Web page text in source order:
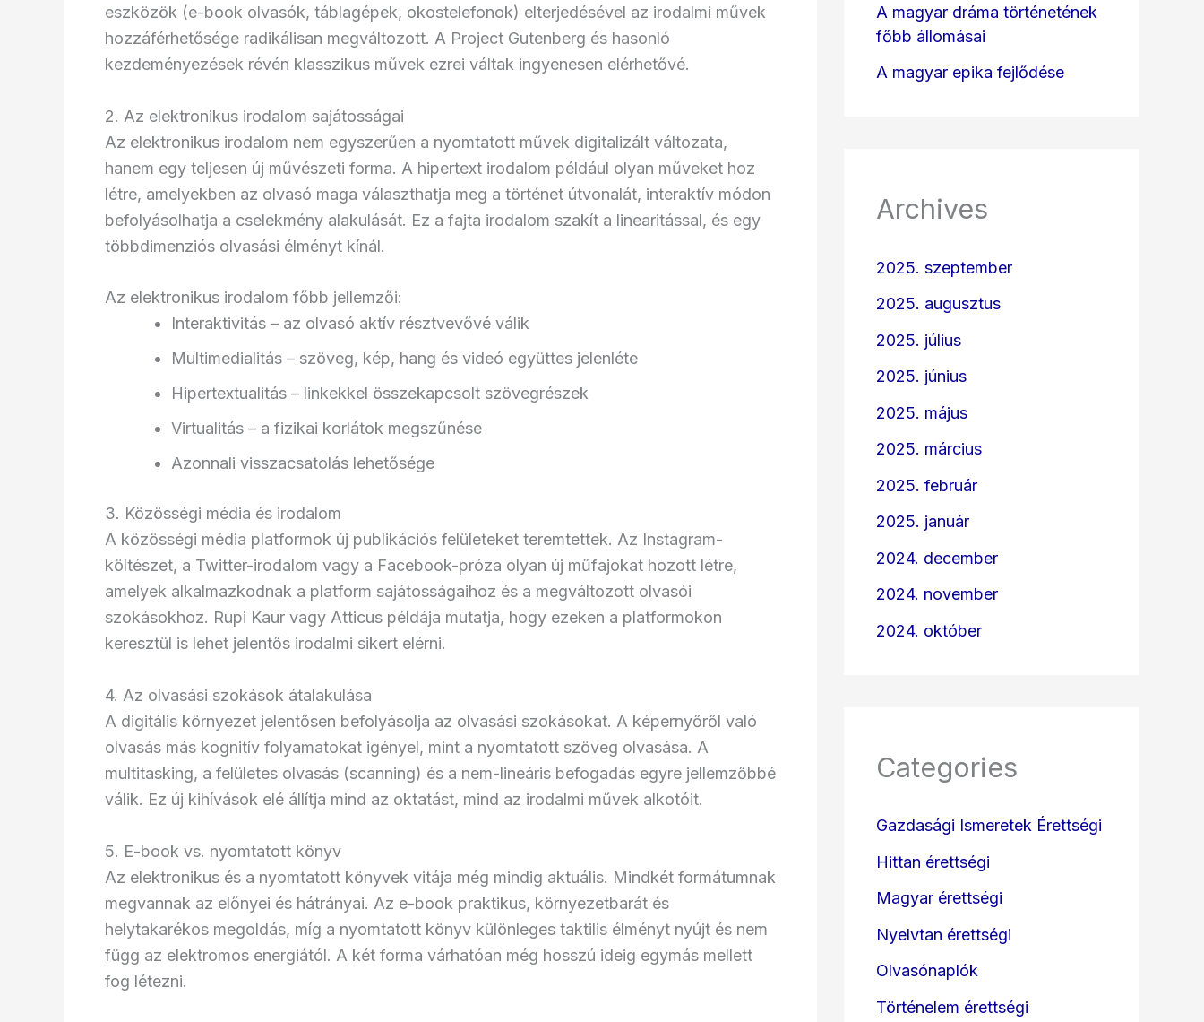
eszközök (e-book olvasók, táblagépek, okostelefonok) elterjedésével az irodalmi művek
hozzáférhetősége radikálisan megváltozott. A Project Gutenberg és hasonló
kezdeményezések révén klasszikus művek ezrei váltak ingyenesen elérhetővé.
2. Az elektronikus irodalom sajátosságai
Az elektronikus irodalom nem egyszerűen a nyomtatott művek digitalizált változata,
hanem egy teljesen új művészeti forma. A hipertext irodalom például olyan műveket hoz
létre, amelyekben az olvasó maga választhatja meg a történet útvonalát, interaktív módon
befolyásolhatja a cselekmény alakulását. Ez a fajta irodalom szakít a linearitással, és egy
többdimenziós olvasási élményt kínál.
Az elektronikus irodalom főbb jellemzői:
Interaktivitás – az olvasó aktív résztvevővé válik
Multimedialitás – szöveg, kép, hang és videó együttes jelenléte
Hipertextualitás – linkekkel összekapcsolt szövegrészek
Virtualitás – a fizikai korlátok megszűnése
Azonnali visszacsatolás lehetősége
3. Közösségi média és irodalom
A közösségi média platformok új publikációs felületeket teremtettek. Az Instagram-
költészet, a Twitter-irodalom vagy a Facebook-próza olyan új műfajokat hozott létre,
amelyek alkalmazkodnak a platform sajátosságaihoz és a megváltozott olvasói
szokásokhoz. Rupi Kaur vagy Atticus példája mutatja, hogy ezeken a platformokon
keresztül is lehet jelentős irodalmi sikert elérni.
4. Az olvasási szokások átalakulása
A digitális környezet jelentősen befolyásolja az olvasási szokásokat. A képernyőről való
olvasás más kognitív folyamatokat igényel, mint a nyomtatott szöveg olvasása. A
multitasking, a felületes olvasás (scanning) és a nem-lineáris befogadás egyre jellemzőbbé
válik. Ez új kihívások elé állítja mind az oktatást, mind az irodalmi művek alkotóit.
5. E-book vs. nyomtatott könyv
Az elektronikus és a nyomtatott könyvek vitája még mindig aktuális. Mindkét formátumnak
megvannak az előnyei és hátrányai. Az e-book praktikus, környezetbarát és
helytakarékos megoldás, míg a nyomtatott könyv különleges taktilis élményt nyújt és nem
függ az elektromos energiától. A két forma várhatóan még hosszú ideig egymás mellett
fog létezni.
A magyar dráma történetének
főbb állomásai
A magyar epika fejlődése
Archives
2025. szeptember
2025. augusztus
2025. július
2025. június
2025. május
2025. március
2025. február
2025. január
2024. december
2024. november
2024. október
Categories
Gazdasági Ismeretek Érettségi
Hittan érettségi
Magyar érettségi
Nyelvtan érettségi
Olvasónaplók
Történelem érettségi